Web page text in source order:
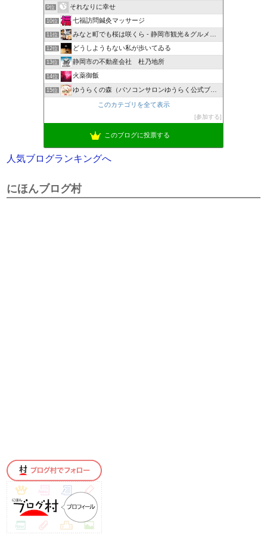
9位 それなりに幸せ
10位 七福訪問鍼灸マッサージ
11位 みなと町でも桜は咲くら - 静岡市観光＆グルメブログ
12位 どうしようもない私が歩いてゐる
13位 静岡市の不動産会社 杜乃地所
14位 火薬御飯
15位 ゆうらくの森（パソコンサロンゆうらく公式ブログ）
このカテゴリを全て表示
参加する
このブログに投票する
人気ブログランキングへ
にほんブログ村